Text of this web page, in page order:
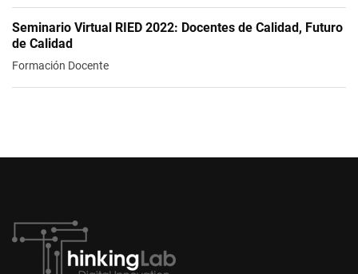
Seminario Virtual RIED 2022: Docentes de Calidad, Futuro
de Calidad
Formación Docente